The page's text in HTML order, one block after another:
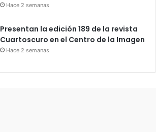
Hace 2 semanas
Presentan la edición 189 de la revista
Cuartoscuro en el Centro de la Imagen
Hace 2 semanas